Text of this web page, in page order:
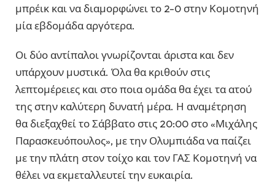
μπρέικ και να διαμορφώνει το 2-0 στην Κομοτηνή
μία εβδομάδα αργότερα.
Οι δύο αντίπαλοι γνωρίζονται άριστα και δεν
υπάρχουν μυστικά. Όλα θα κριθούν στις
λεπτομέρειες και στο ποια ομάδα θα έχει τα ατού
της στην καλύτερη δυνατή μέρα. Η αναμέτρηση
θα διεξαχθεί το Σάββατο στις 20:00 στο «Μιχάλης
Παρασκευόπουλος», με την Ολυμπιάδα να παίζει
με την πλάτη στον τοίχο και τον ΓΑΣ Κομοτηνή να
θέλει να εκμεταλλευτεί την ευκαιρία.